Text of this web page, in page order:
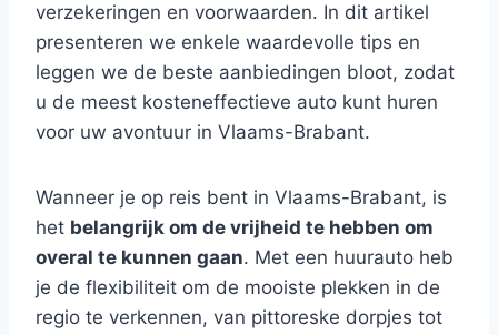
verzekeringen en voorwaarden. In dit artikel
presenteren we enkele waardevolle tips en
leggen we de beste aanbiedingen bloot, zodat
u de meest kosteneffectieve auto kunt huren
voor uw avontuur in Vlaams-Brabant.
Wanneer je op reis bent in Vlaams-Brabant, is
het belangrijk om de vrijheid te hebben om
overal te kunnen gaan. Met een huurauto heb
je de flexibiliteit om de mooiste plekken in de
regio te verkennen, van pittoreske dorpjes tot